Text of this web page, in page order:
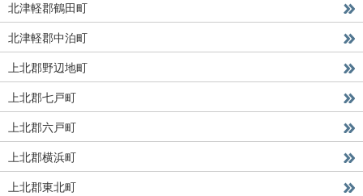
北津軽郡鶴田町
北津軽郡中泊町
上北郡野辺地町
上北郡七戸町
上北郡六戸町
上北郡横浜町
上北郡東北町